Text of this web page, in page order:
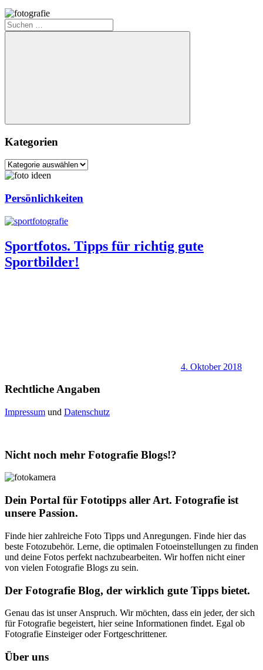
Suchen
nach:
Suchen
Kategorien
Kategorien
Persönlichkeiten
Sportfotos. Tipps für richtig gute
Sportbilder!
4. Oktober 2018
Rechtliche Angaben
Impressum und Datenschutz
Nicht noch mehr Fotografie Blogs!?
Dein Portal für Fototipps aller Art. Fotografie ist
unsere Passion.
Finde hier zahlreiche Foto Tipps und Anregungen. Finde hier das
beste Fotozubehör. Lerne, die optimalen Fotoeinstellungen zu finden
und deine Fotos perfekt nachzubearbeiten. Wir hoffen nicht einer
von vielen Fotografie Blogs zu sein.
Der Fotografie Blog, der wirklich gute Tipps bietet.
Genau das ist unser Anspruch. Wir möchten, dass ein jeder, der sich
für Fotografie begeistert, hier seine Informationen findet. Egal ob
Fotografie Einsteiger oder Fortgeschrittener.
Über uns